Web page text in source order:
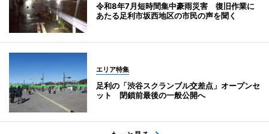
令和8年7月短時間集中豪雨災害 復旧作業に
あたる足利市坂西地区の市民の声を聞く
エリア特集
足利の「渋谷スクランブル交差点」オープンセ
ット 閉鎖前最後の一般公開へ